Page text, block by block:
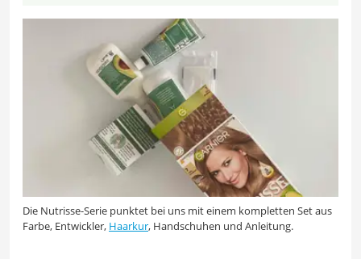
Die Nutrisse-Serie punktet bei uns mit einem kompletten Set aus
Farbe, Entwickler, Haarkur, Handschuhen und Anleitung.